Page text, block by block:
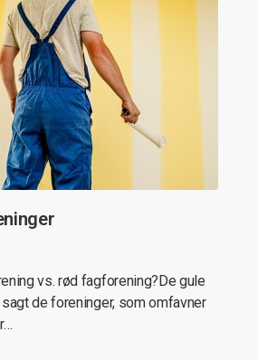
vs. rød fagforening?De gule
de foreninger, som omfavner